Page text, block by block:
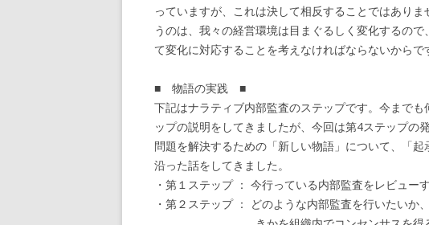
っていますが、これは決して相反することではありま
うのは、我々の経営環境は目まぐるしく変化するので
て変化に対応することを考えなければならないからで
■ 物語の実践 ■
下記はナラティブ内部監査のステップです。今までも
ップの説明をしてきましたが、今回は第4ステップの
問題を解決するための「新しい物語」について、「起
沿った話をしてきました。
・第１ステップ ： 今行っている内部監査をレビューす
・第２ステップ ： どのような内部監査を行いたいか